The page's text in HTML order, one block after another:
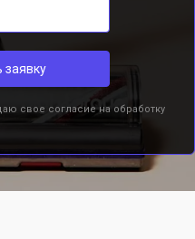
заявку
свое согласие на обработку